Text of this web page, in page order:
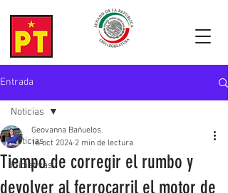
Entrada
Noticias
Iniciativas
Noticias
Tiempo de corregir el rumbo y
devolver al ferrocarril el motor de
Geovanna Bañuelos.
16 oct 2024 2 min de lectura